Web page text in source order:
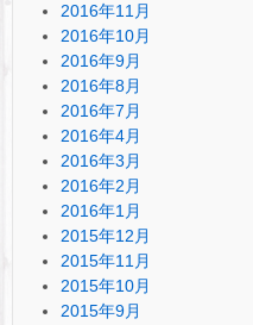
2016年11月
2016年10月
2016年9月
2016年8月
2016年7月
2016年4月
2016年3月
2016年2月
2016年1月
2015年12月
2015年11月
2015年10月
2015年9月